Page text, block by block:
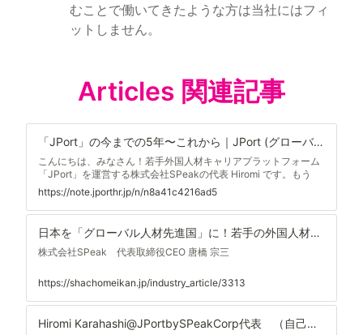
むことで働いてきたような方は当社にはフィ
ットしません。
Articles 関連記事
「JPort」の今までの5年〜これから｜JPort (グローバル新卒特化型キャリアプラットフォーム）
こんにちは、みなさん！若手外国人材キャリアプラットフォーム
「JPort」を運営する株式会社SPeakの代表 Hiromi です。もう
2024年も残すところ1ヶ月。みなさんの2024年はどんな１年でし
たか？ 2024年は、当社にとって創業5年・資金調達完了・フルタ
イムメンバー2名から4名体制へとイベントが多かったため、創業
から5年の「今まで」をまとめ、最後に「これから」について書
きます。 長いです！とても長いです😅 何回かに分けてお楽しみ
ください☕️ この会社の立ち上げは、私の人生の原体験に紐づいて
人生振り
https://note.jporthr.jp/n/n8a41c4216ad5
日本を「グローバル人材先進国」に！若手の外国人材を支えるプラットフォームで誰もが安心できる社会インフラづくり
株式会社SPeak 代表取締役CEO 唐橋 宗三
https://shachomeikan.jp/industry_article/3313
Hiromi Karahashi@JPortbySPeakCorp代表 （自己紹介 ① 幼少期〜大学卒業・帰国）｜Hiromi Karahashi@JPortbySPeakcorp